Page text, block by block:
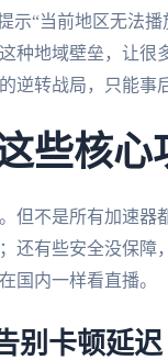
示“当前地区无法
种地域壁垒，让
逆转战局，只能事
些核心
但不是所有加速
还有些安全没保障
国内一样看直播。
别卡顿延迟